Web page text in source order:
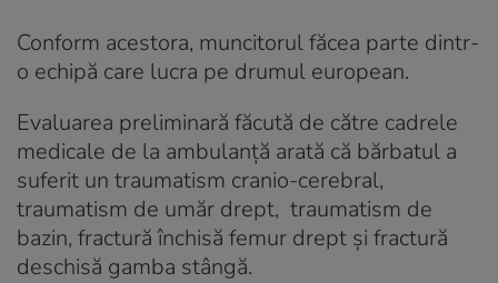
Conform acestora, muncitorul făcea parte dintr-
o echipă care lucra pe drumul european.
Evaluarea preliminară făcută de către cadrele
medicale de la ambulanţă arată că bărbatul a
suferit un traumatism cranio-cerebral,
traumatism de umăr drept, traumatism de
bazin, fractură închisă femur drept şi fractură
deschisă gamba stângă.